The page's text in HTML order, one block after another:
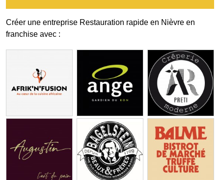
Créer une entreprise Restauration rapide en Nièvre en
franchise avec :